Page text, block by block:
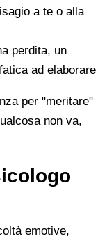
a te o alla
perdita, un
ad elaborare
per "meritare"
non va,
emotive,